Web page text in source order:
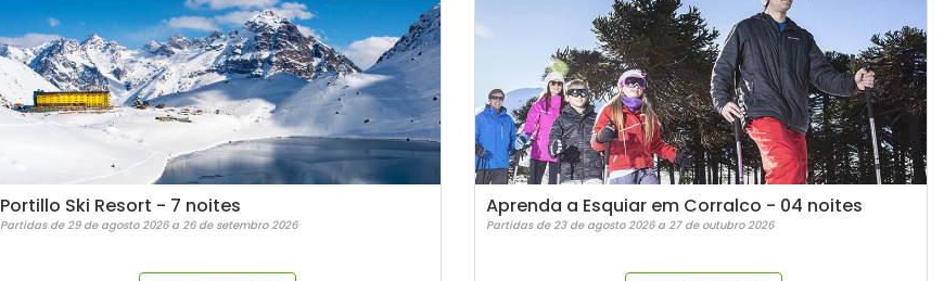
Portillo Ski Resort - 7 noites
Partidas de 29 de agosto 2026 a 26 de setembro 2026
Aprenda a Esquiar em Corralco - 04 noites
Partidas de 23 de agosto 2026 a 27 de outubro 2026